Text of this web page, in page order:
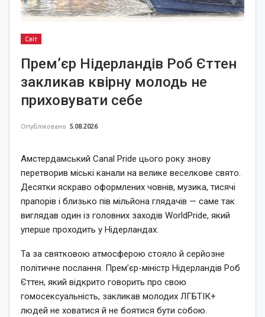
Світ
Прем’єр Нідерландів Роб Єттен
закликав квірну молодь не
приховувати себе
Опубліковано 5.08.2026
Амстердамський Canal Pride цього року знову
перетворив міські канали на велике веселкове свято.
Десятки яскраво оформлених човнів, музика, тисячі
прапорів і близько пів мільйона глядачів — саме так
виглядав один із головних заходів WorldPride, який
уперше проходить у Нідерландах.
Та за святковою атмосферою стояло й серйозне
політичне послання. Прем’єр-міністр Нідерландів Роб
Єттен, який відкрито говорить про свою
гомосексуальність, закликав молодих ЛГБТІК+
людей не ховатися й не боятися бути собою.